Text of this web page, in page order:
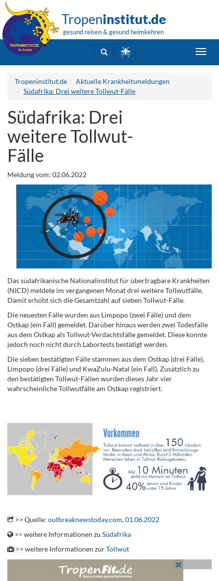
Tropeninstitut.de
gesund reisen & gesund heimkehren
Tropeninstitut.de
Aktuelle Krankheitsmeldungen
Südafrika: Drei weitere Tollwut-Fälle
Südafrika: Drei
weitere Tollwut-
Fälle
Meldung vom: 02.06.2022
Das südafrikanische Nationalinstitut für übertragbare Krankheiten
(NICD) meldete im vergangenen Monat drei weitere Tollwutfälle.
Damit erhöht sich die Gesamtzahl auf sieben Tollwut-Fälle.
Die neuesten Fälle wurden aus Limpopo (zwei Fälle) und dem
Ostkap (ein Fall) gemeldet. Darüber hinaus werden zwei Todesfälle
aus dem Ostkap als Tollwut-Verdachtsfälle gemeldet. Diese konnte
jedoch noch nicht durch Labortests bestätigt werden.
Die sieben bestätigten Fälle stammen aus dem Ostkap (drei Fälle),
Limpopo (drei Fälle) und KwaZulu-Natal (ein Fall). Zusätzlich zu
den bestätigten Tollwut-Fällen wurden dieses Jahr vier
wahrscheinliche Tollwutfälle am Ostkap registriert.
>> Quelle: outbreaknewstoday.com, 01.06.2022
>> weitere Informationen zu Südafrika
>> weitere Informationen zurTollwut